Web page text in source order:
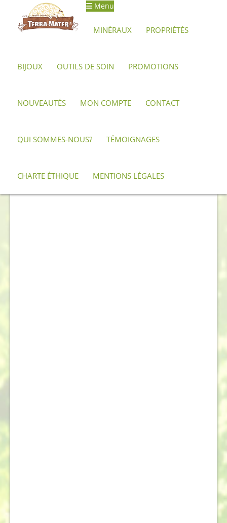
Aller
Aller
au
Menu
MINÉRAUX PROPRIÉTÉS
BIJOUX OUTILS DE SOIN PROMOTIONS
NOUVEAUTÉS MON COMPTE CONTACT
QUI SOMMES-NOUS? TÉMOIGNAGES
CHARTE ÉTHIQUE MENTIONS LÉGALES
Accueil Archives Petite tourmaline noire monoterminée